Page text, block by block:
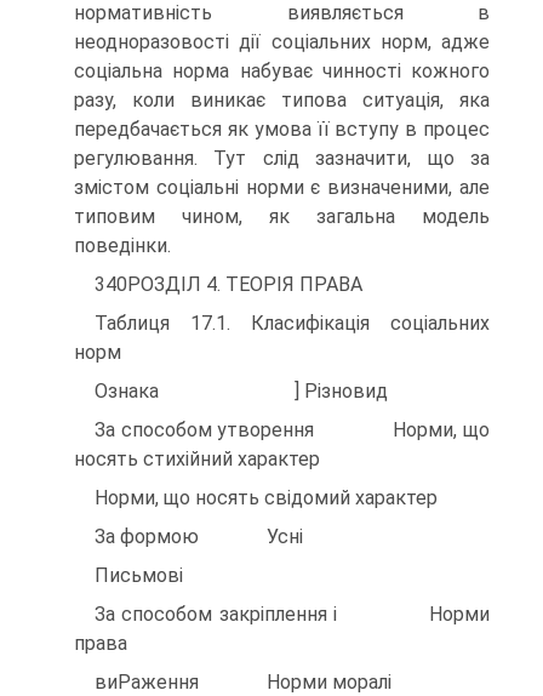
нормативність виявляється в
неодноразовості дії соціальних норм, адже
соціальна норма набуває чинності кожного
разу, коли виникає типова ситуація, яка
передбачається як умова її вступу в процес
регулювання. Тут слід зазначити, що за
змістом соціальні норми є визначеними, але
типовим чином, як загальна модель
поведінки.
340РОЗДІЛ 4. ТЕОРІЯ ПРАВА
Таблиця 17.1. Класифікація соціальних
норм
Ознака ] Різновид
За способом утворення Норми, що
носять стихійний характер
Норми, що носять свідомий характер
За формою Усні
Письмові
За способом закріплення і Норми
права
виРаження Норми моралі